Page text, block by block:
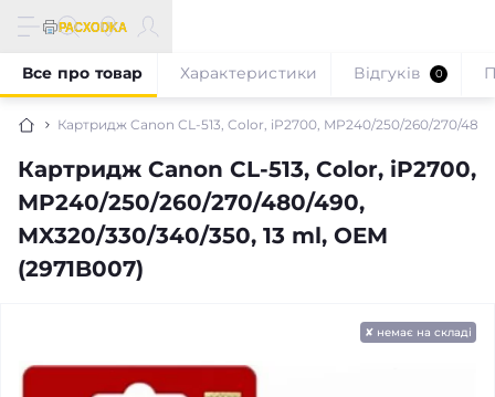
Картридж Canon CL-513, Color, iP2700, MP240/250/260/270/480/
Картридж Canon CL-513, Color, iP2700,
MP240/250/260/270/480/490,
MX320/330/340/350, 13 ml, OEM
(2971B007)
Все про товар Характеристики Відгуків 0
✘ немає на складі